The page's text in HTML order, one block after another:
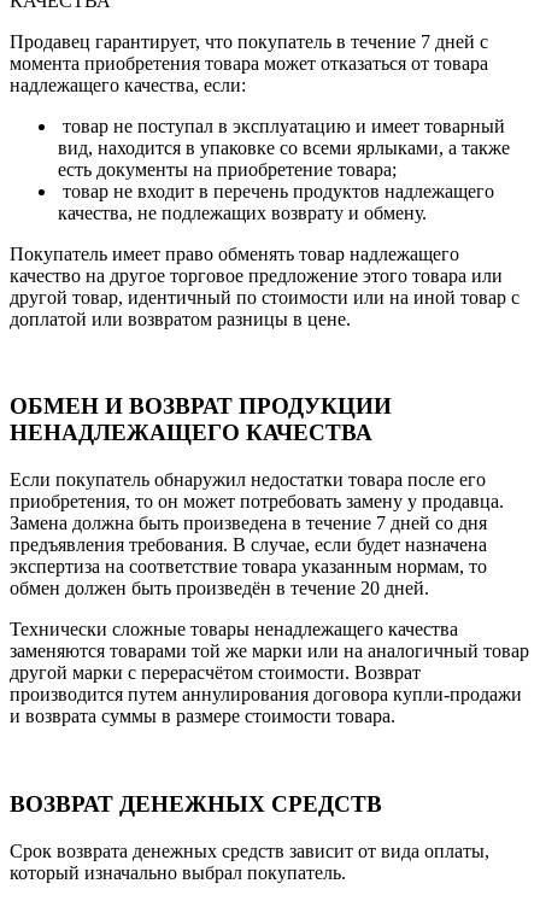
Продавец гарантирует, что покупатель в течение 7 дней с
момента приобретения товара может отказаться от товара
надлежащего качества, если:
товар не поступал в эксплуатацию и имеет товарный
вид, находится в упаковке со всеми ярлыками, а также
есть документы на приобретение товара;
товар не входит в перечень продуктов надлежащего
качества, не подлежащих возврату и обмену.
Покупатель имеет право обменять товар надлежащего
качество на другое торговое предложение этого товара или
другой товар, идентичный по стоимости или на иной товар с
доплатой или возвратом разницы в цене.
ОБМЕН И ВОЗВРАТ ПРОДУКЦИИ
НЕНАДЛЕЖАЩЕГО КАЧЕСТВА
Если покупатель обнаружил недостатки товара после его
приобретения, то он может потребовать замену у продавца.
Замена должна быть произведена в течение 7 дней со дня
предъявления требования. В случае, если будет назначена
экспертиза на соответствие товара указанным нормам, то
обмен должен быть произведён в течение 20 дней.
Технически сложные товары ненадлежащего качества
заменяются товарами той же марки или на аналогичный товар
другой марки с перерасчётом стоимости. Возврат
производится путем аннулирования договора купли-продажи
и возврата суммы в размере стоимости товара.
ВОЗВРАТ ДЕНЕЖНЫХ СРЕДСТВ
Срок возврата денежных средств зависит от вида оплаты,
который изначально выбрал покупатель.